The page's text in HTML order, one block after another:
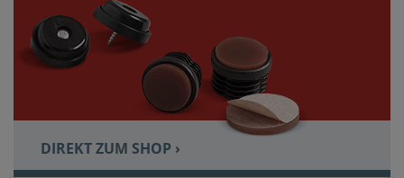
DIREKT ZUM SHOP ›